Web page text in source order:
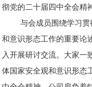
彻党的二十届四中全会精
与会成员围绕学习
和意识形态工作的重要论
入开展研讨交流。大家一
体国家安全观和意识形态